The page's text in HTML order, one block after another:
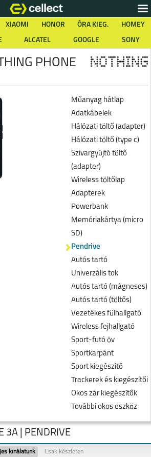
XIAOMI HONOR ÓRA KIEG.
HOMEY
ALCATEL GOOGLE SONY
PHONE
Műanyag hátlap
Adatkábelek
Hálózati töltő (adapter)
Hálózati töltő (type c)
Szivargyújtó töltő
(adapter)
Wireless töltőlap
Adapterek
Powerbank
Memóriakártya (micro
SD)
Pendrive
Autós tartó
Univerzális tok
Autós tartó (mágneses)
Autós tartó (töltős)
Vezetékes fülhallgató
Wireless fejhallgató
Sport-futó öv
Sportkarpánt
Sport kiegészitő
Trackerek és kiegészítői
Okos zár kiegészítők
További okos eszköz
3A | PENDRIVE
kínálatunk Csak készleten